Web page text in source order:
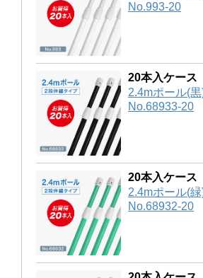
No.993-20
20本入ケース
2.4mポール(
No.68933-20
20本入ケース
2.4mポール(
No.68932-20